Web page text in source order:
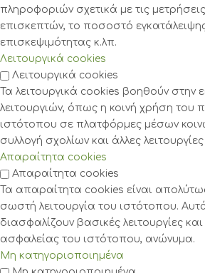
πληροφοριών σχετικά με τις
επισκεπτών, το ποσοστό
επισκεψιμότητας κ.λπ.
Λειτουργικά cookies
Λειτουργικά cookies
Τα λειτουργικά cookies βοηθούν στην
λειτουργιών, όπως η κοινή χρήση του
ιστότοπου σε πλατφόρμες μέσων
συλλογή σχολίων και άλλες λειτουργίες
Απαραίτητα cookies
Απαραίτητα cookies
Τα απαραίτητα cookies είναι
σωστή λειτουργία του ιστότοπου.
διασφαλίζουν βασικές λειτουργίες
ασφαλείας του ιστότοπου, ανώνυμα.
Μη κατηγοριοποιημένα